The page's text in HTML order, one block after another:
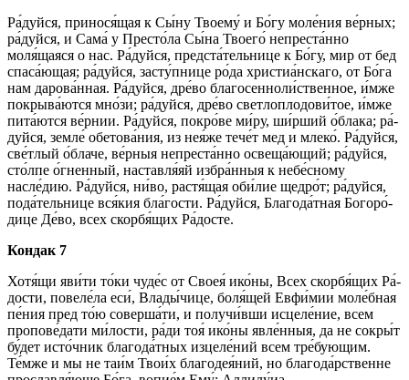
Ра́­дуй­ся, принося́щая к Сы́­ну Тво­ему́ и Бо́­гу мо­ле́­ния ве́р­ных;
ра́­дуй­ся, и Сама́ у Пре­сто́­ла Сы́­на Тво­его́ непреста́нно
моля́щаяся о нас. Ра́­дуй­ся, предста́тельнице к Бо́­гу, мир от бед
спа­са́ю­щая; ра́­дуй­ся, за­сту́п­ни­це ро́­да хри­сти­а́н­ска­го, от Бо́­га
нам дарова́нная. Ра́­дуй­ся, дре́­во бла­го­сен­но­ли́ст­вен­ное, и́м­же
покрыва́ются мно́­зи; ра́­дуй­ся, дре́­во светлоплодови́тое, и́м­же
пита́ются ве́рнии. Ра́­дуй­ся, по­кро́­ве ми́­ру, ши́рший о́блака; ра́­
дуй­ся, земле́ обетова́ния, из нея́же тече́т мед и мле­ко́. Ра́­дуй­ся,
све́тлый о́блаче, ве́р­ныя непреста́нно освеща́ющий; ра́­дуй­ся,
сто́л­пе о́гненный, на­став­ля́яй избра́нныя к небе́сному
насле́дию. Ра́­дуй­ся, ни́во, растя́щая оби́­лие щед­ро́т; ра́­дуй­ся,
пода́тельнице вся́­кия бла́­гос­ти. Ра́­дуй­ся, Бла­го­да́т­ная Бо­го­ро́­
ди­це Де́­во, всех скор­бя́­щих Ра́­дос­те.
Кондак 7
Хо­тя́­щи яви́­ти то́­ки чу­де́с от Своея́ ико́­ны, Всех скор­бя́­щих Ра́­
дос­ти, повеле́ла еси́, Вла­ды́­чи­це, боля́щей Евфи́мии моле́бная
пе́­ния пред то́ю соверша́ти, и получи́вши ис­це­ле́­ние, всем
пропове́дати ми́­лос­ти, ра́­ди тоя́ ико́­ны явле́нныя, да не сокры́т
бу́дет ис­то́ч­ник бла­го­да́т­ных изцеле́ний всем тре́­бую­щим.
Те́м­же и мы не таи́м Тво­и́х благодея́ний, но благода́рственне